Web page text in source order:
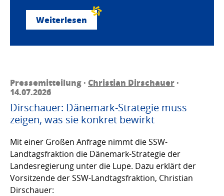
Weiterlesen
Pressemitteilung · Christian Dirschauer·
14.07.2026
Dirschauer: Dänemark-Strategie muss
zeigen, was sie konkret bewirkt
Mit einer Großen Anfrage nimmt die SSW-
Landtagsfraktion die Dänemark-Strategie der
Landesregierung unter die Lupe. Dazu erklärt der
Vorsitzende der SSW-Landtagsfraktion, Christian
Dirschauer: